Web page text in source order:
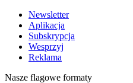
Newsletter
Aplikacja
Subskrypcja
Wesprzyj
Reklama
Nasze flagowe formaty